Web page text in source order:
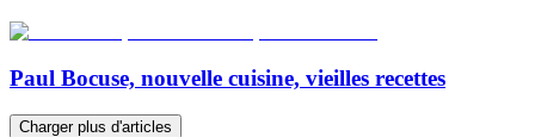
Paul Bocuse, nouvelle cuisine, vieilles recettes
Charger plus d'articles